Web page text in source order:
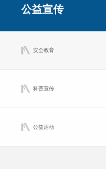
公益宣传
安全教育
科普宣传
公益活动